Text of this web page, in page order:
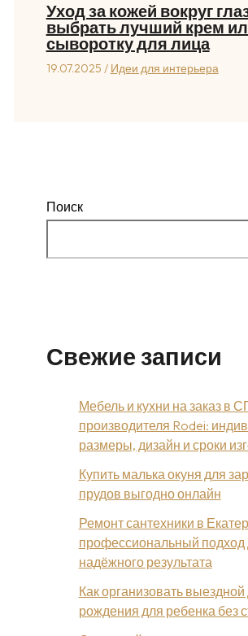
Уход за кожей вокруг
выбрать лучший крем
сыворотку для лица
19.07.2025 / Идеи для интерьера
Поиск
Свежие записи
Мебель и кухни на заказ в
производителя Rodei:
размеры, дизайн и сроки
Купить малька окуня для
прудов выгодно онлайн
Ремонт сантехники в
профессиональный подход
надёжного результата
Как организовать выездной
рождения для ребенка без